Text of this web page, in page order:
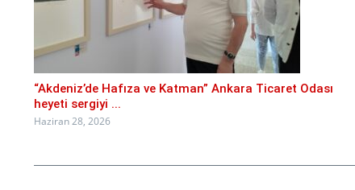
“Akdeniz’de Hafıza ve Katman” Ankara Ticaret Odası
heyeti sergiyi ...
Haziran 28, 2026